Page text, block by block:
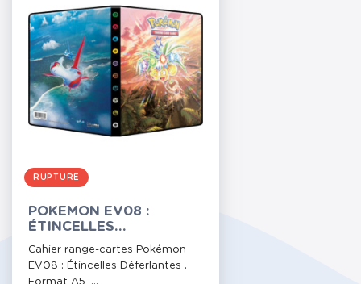
RUPTURE
POKEMON EV08 :
ÉTINCELLES
DÉFERLANTES -
PORTFOLIO A5
Cahier range-cartes Pokémon
EV08 : Étincelles Déferlantes .